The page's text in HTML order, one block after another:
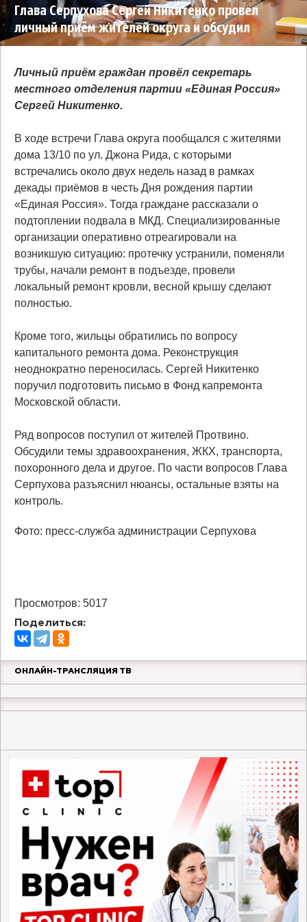
Глава Серпухова Сергей Никитенко провел
личный приём жителей округа и обсудил
актуальные проблемы
Личный приём граждан провёл секретарь
местного отделения партии «Единая Россия»
Сергей Никитенко.
В ходе встречи Глава округа пообщался с жителями
дома 13/10 по ул. Джона Рида, с которыми
встречались около двух недель назад в рамках
декады приёмов в честь Дня рождения партии
«Единая Россия». Тогда граждане рассказали о
подтоплении подвала в МКД. Специализированные
организации оперативно отреагировали на
возникшую ситуацию: протечку устранили, поменяли
трубы, начали ремонт в подъезде, провели
локальный ремонт кровли, весной крышу сделают
полностью.
Кроме того, жильцы обратились по вопросу
капитального ремонта дома. Реконструкция
неоднократно переносилась. Сергей Никитенко
поручил подготовить письмо в Фонд капремонта
Московской области.
Ряд вопросов поступил от жителей Протвино.
Обсудили темы здравоохранения, ЖКХ, транспорта,
похоронного дела и другое. По части вопросов Глава
Серпухова разъяснил нюансы, остальные взяты на
контроль.
Фото: пресс-служба администрации Серпухова
Просмотров: 5017
Поделиться:
ОНЛАЙН-ТРАНСЛЯЦИЯ ТВ